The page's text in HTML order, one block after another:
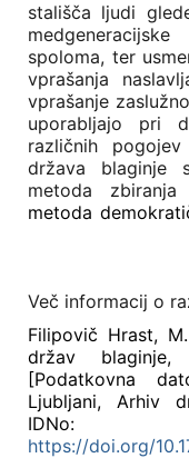
stališča ljudi
spoloma, ter
vprašanja
vprašanje
uporabljajo pri
različnih
država blaginje
metoda
metoda
Več informacij o
Filipovič Hrast,
držav
[Podatkovna
Ljubljani, Arhiv
IDNo:
https://doi.org/